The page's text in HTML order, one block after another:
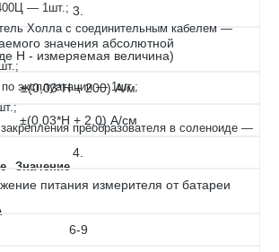
3.
значения абсолютной
Н - измеряемая величина)
±(0,03*Н + 200) А/м
±(0,03*Н + 2,0) А/см
4.
питания измерителя от батареи
6-9
— 1шт.;
Холла с соединительным кабелем —
по эксплуатации — 1шт.;
преобразователя в соленоиде —
Значение